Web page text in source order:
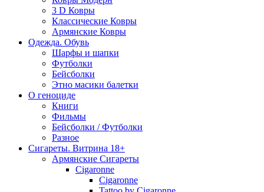
3 D Ковры
Классические Ковры
Армянские Ковры
Одежда. Обувь
Шарфы и шапки
Футболки
Бейсболки
Этно масики балетки
О геноциде
Книги
Фильмы
Бейсболки / Футболки
Разное
Сигареты. Витрина 18+
Армянские Сигареты
Cigaronne
Cigaronne